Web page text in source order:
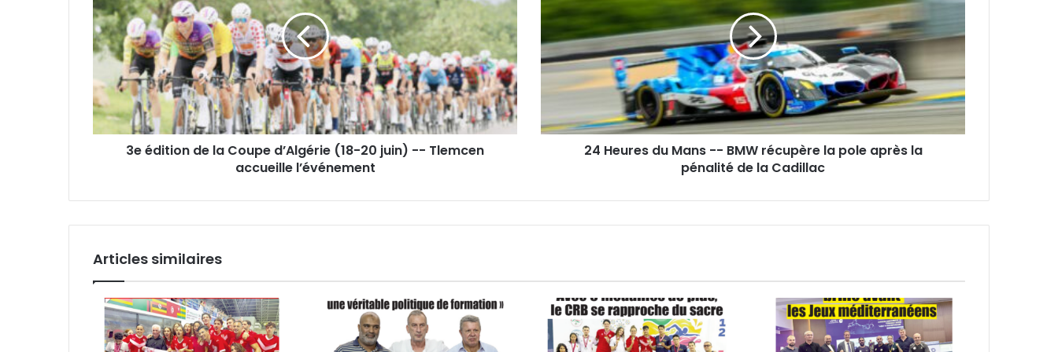
Coupe
d’Algérie
(18-
20
-
Tlemcen
accueille3e édition de la Coupe d’Algérie (18-20 juin) -- Tlemcen
accueille l’événement
BMW
récupère
la
pole
la
24 Heures du Mans -- BMW récupère la pole après la
pénalité de la Cadillac
Articles similaires